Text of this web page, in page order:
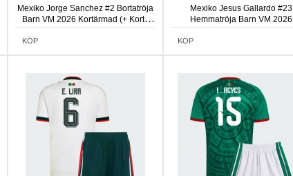
Mexiko Jorge Sanchez #2 Bortatröja
Barn VM 2026 Kortärmad (+ Korta
byxor)
KÖP
Mexiko Jesus Gallardo #23
Hemmatröja Barn VM 2026
Kortärmad (+ Korta byxor)
KÖP